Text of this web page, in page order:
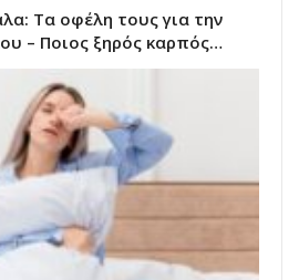
Τα οφέλη τους για την
– Ποιος ξηρός καρπός…